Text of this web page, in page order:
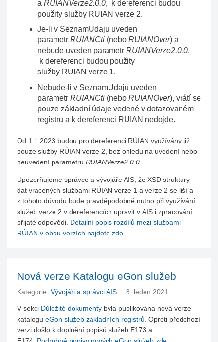
a RUIANVerze2.0.0, k dereferenci budou
použity služby RUIAN verze 2.
Je-li v SeznamUdaju uveden
parametr RUIANCti (nebo RUIANOver) a
nebude uveden parametr RUIANVerze2.0.0,
k dereferenci budou použity
služby RUIAN verze 1.
Nebude-li v SeznamUdaju uveden
parametr RUIANCti (nebo RUIANOver), vrátí se
pouze základní údaje vedené v dotazovaném
registru a k dereferenci RUIAN nedojde.
Od 1.1.2023 budou pro dereferenci RÚIAN využívány již
pouze služby RÚIAN verze 2, bez ohledu na uvedení nebo
neuvedení parametru RUIANVerze2.0.0
Upozorňujeme správce a vývojáře AIS, že XSD struktury
dat vracených službami RÚIAN verze 1 a verze 2 se liší a
z tohoto důvodu bude pravděpodobně nutno při využívání
služeb verze 2 v dereferencích upravit v AIS i zpracování
přijaté odpovědi. Detailní popis rozdílů mezi službami
RÚIAN v obou verzích najdete zde.
Nová verze Katalogu eGon služeb
Kategorie: Vývojáři a správci AIS 8. leden 2021
V sekci Důležité dokumenty byla publikována nová verze
katalogu eGon služeb základních registrů . Oproti předchozí
verzi došlo k doplnění popisů služeb E173 a